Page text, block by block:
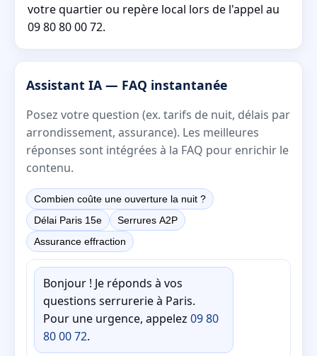
votre quartier ou repère local lors de l'appel au
09 80 80 00 72.
Assistant IA — FAQ instantanée
Posez votre question (ex. tarifs de nuit, délais par
arrondissement, assurance). Les meilleures
réponses sont intégrées à la FAQ pour enrichir le
contenu.
Combien coûte une ouverture la nuit ?
Délai Paris 15e
Serrures A2P
Assurance effraction
Bonjour ! Je réponds à vos
questions serrurerie à Paris.
Pour une urgence, appelez 09 80
80 00 72.